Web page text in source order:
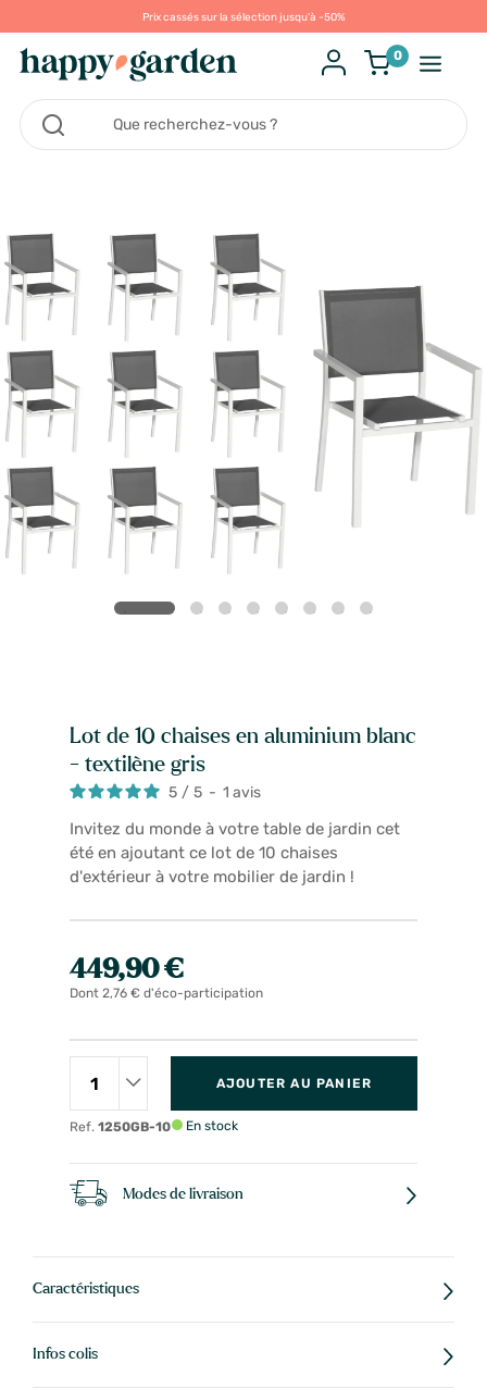
Prix cassés sur la sélection jusqu'à -50%
0
Lot de 10 chaises en aluminium blanc
- textilène gris
5 / 5 - 1 avis
Invitez du monde à votre table de jardin cet
été en ajoutant ce lot de 10 chaises
d'extérieur à votre mobilier de jardin !
449,90 €
Dont 2,76 € d'éco-participation
Ref. 1250GB-10
AJOUTER AU PANIER
En stock
Modes de livraison
Caractéristiques
Infos colis